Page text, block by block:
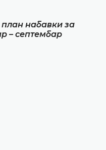
набавки за
– септембар